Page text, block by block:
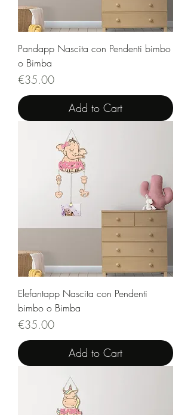
Pandapp Nascita con Pendenti bimbo
o Bimba
Price
€35.00
Add to Cart
Elefantapp Nascita con Pendenti
bimbo o Bimba
Price
€35.00
Add to Cart